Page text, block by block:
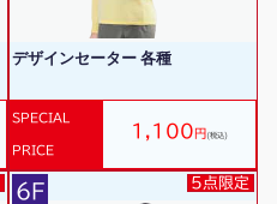
デザインセーター 各種
SPECIAL
PRICE
1,100 円 (税込)
6F 5点限定